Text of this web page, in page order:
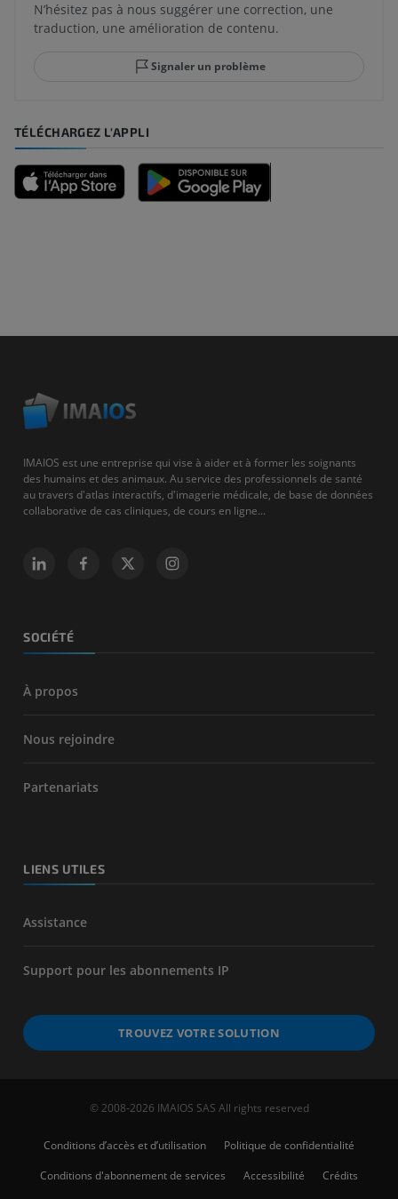
N’hésitez pas à nous suggérer une correction, une
traduction, une amélioration de contenu.
Signaler un problème
TÉLÉCHARGEZ L'APPLI
IMAIOS est une entreprise qui vise à aider et à former les soignants
des humains et des animaux. Au service des professionnels de santé
au travers d'atlas interactifs, d'imagerie médicale, de base de données
collaborative de cas cliniques, de cours en ligne...
SOCIÉTÉ
À propos
Nous rejoindre
Partenariats
LIENS UTILES
Assistance
Support pour les abonnements IP
TROUVEZ VOTRE SOLUTION
© 2008-2026 IMAIOS SAS All rights reserved
Conditions d’accès et d’utilisation
Politique de confidentialité
Conditions d'abonnement de services
Accessibilité Crédits